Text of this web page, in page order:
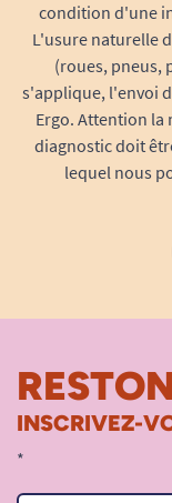
condition d'une
L'usure naturelle
(roues, pneus,
s'applique, l'envoi
Ergo. Attention la
diagnostic doit
lequel nous
INSCRIVEZ-
*